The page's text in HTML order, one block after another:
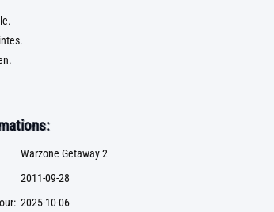
Warzone Getaway 2
2011-09-28
2025-10-06